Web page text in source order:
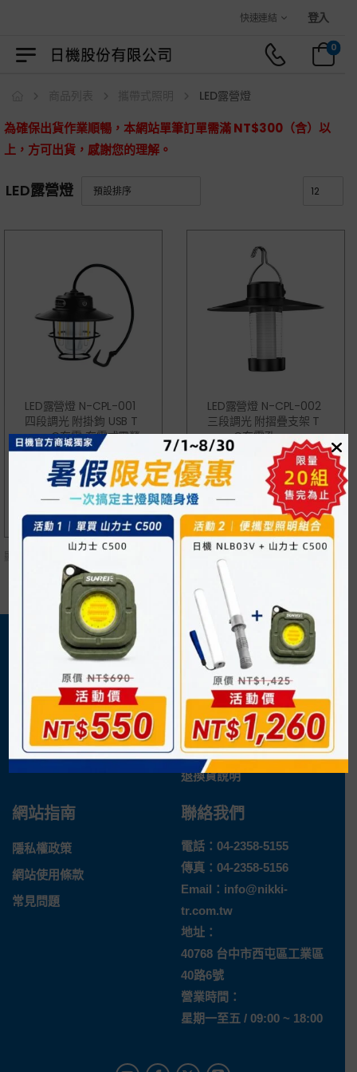
歡迎光臨日機官方購物商城！
快速連結 登入
0
LED露營燈
為確保出貨作業順暢，本網站單筆訂單需滿 NT$300（含）以
上，方可出貨，感謝您的理解。
LED露營燈
LED露營燈 N-CPL-001
四段調光 附掛鉤 USB T
Ype-C充電 充電式露營
燈
NT$350
LED露營燈 N-CPL-002
三段調光 附摺疊支架 T
Ype-C充電孔
350
顯示 商品
關於我們
日機官方網站
企業概況
最新消息
購物須知
購物流程
付款方式
運送方式
退換貨說明
網站指南
隱私權政策
網站使用條款
常見問題
聯絡我們
電話： 04-2358-5155
傳真：04-2358-5156
Email： info@nikki-
tr.com.tw
地址：
40768 台中市西屯區工業區
40路6號
營業時間：
星期一至五 / 09:00 ~ 18:00